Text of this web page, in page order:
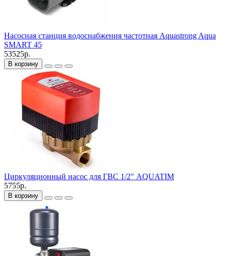
Насосная станция водоснабжения частотная Aquastrong Aqua
SMART 45
53525р.
В корзину
Циркуляционный насос для ГВС 1/2" AQUATIM
5755р.
В корзину